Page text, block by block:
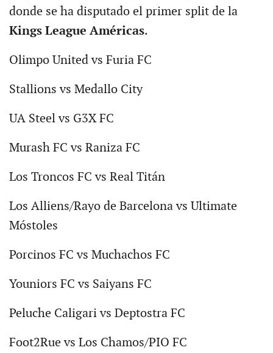
donde se ha disputado el primer split de la
Kings League Américas.
Olimpo United vs Furia FC
Stallions vs Medallo City
UA Steel vs G3X FC
Murash FC vs Raniza FC
Los Troncos FC vs Real Titán
Los Alliens/Rayo de Barcelona vs Ultimate
Móstoles
Porcinos FC vs Muchachos FC
Youniors FC vs Saiyans FC
Peluche Caligari vs Deptostra FC
Foot2Rue vs Los Chamos/PIO FC